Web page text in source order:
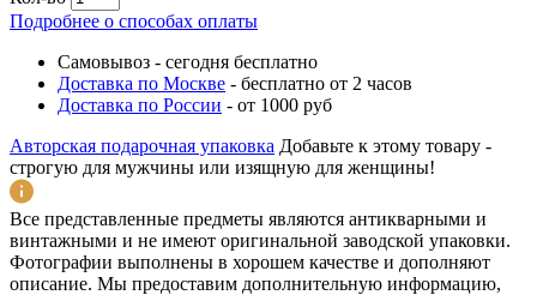
Подробнее о способах оплаты
Самовывоз - сегодня бесплатно
Доставка по Москве - бесплатно от 2 часов
Доставка по России - от 1000 руб
Авторская подарочная упаковка Добавьте к этому товару -
строгую для мужчины или изящную для женщины!
Все представленные предметы являются антикварными и
винтажными и не имеют оригинальной заводской упаковки.
Фотографии выполнены в хорошем качестве и дополняют
описание. Мы предоставим дополнительную информацию,